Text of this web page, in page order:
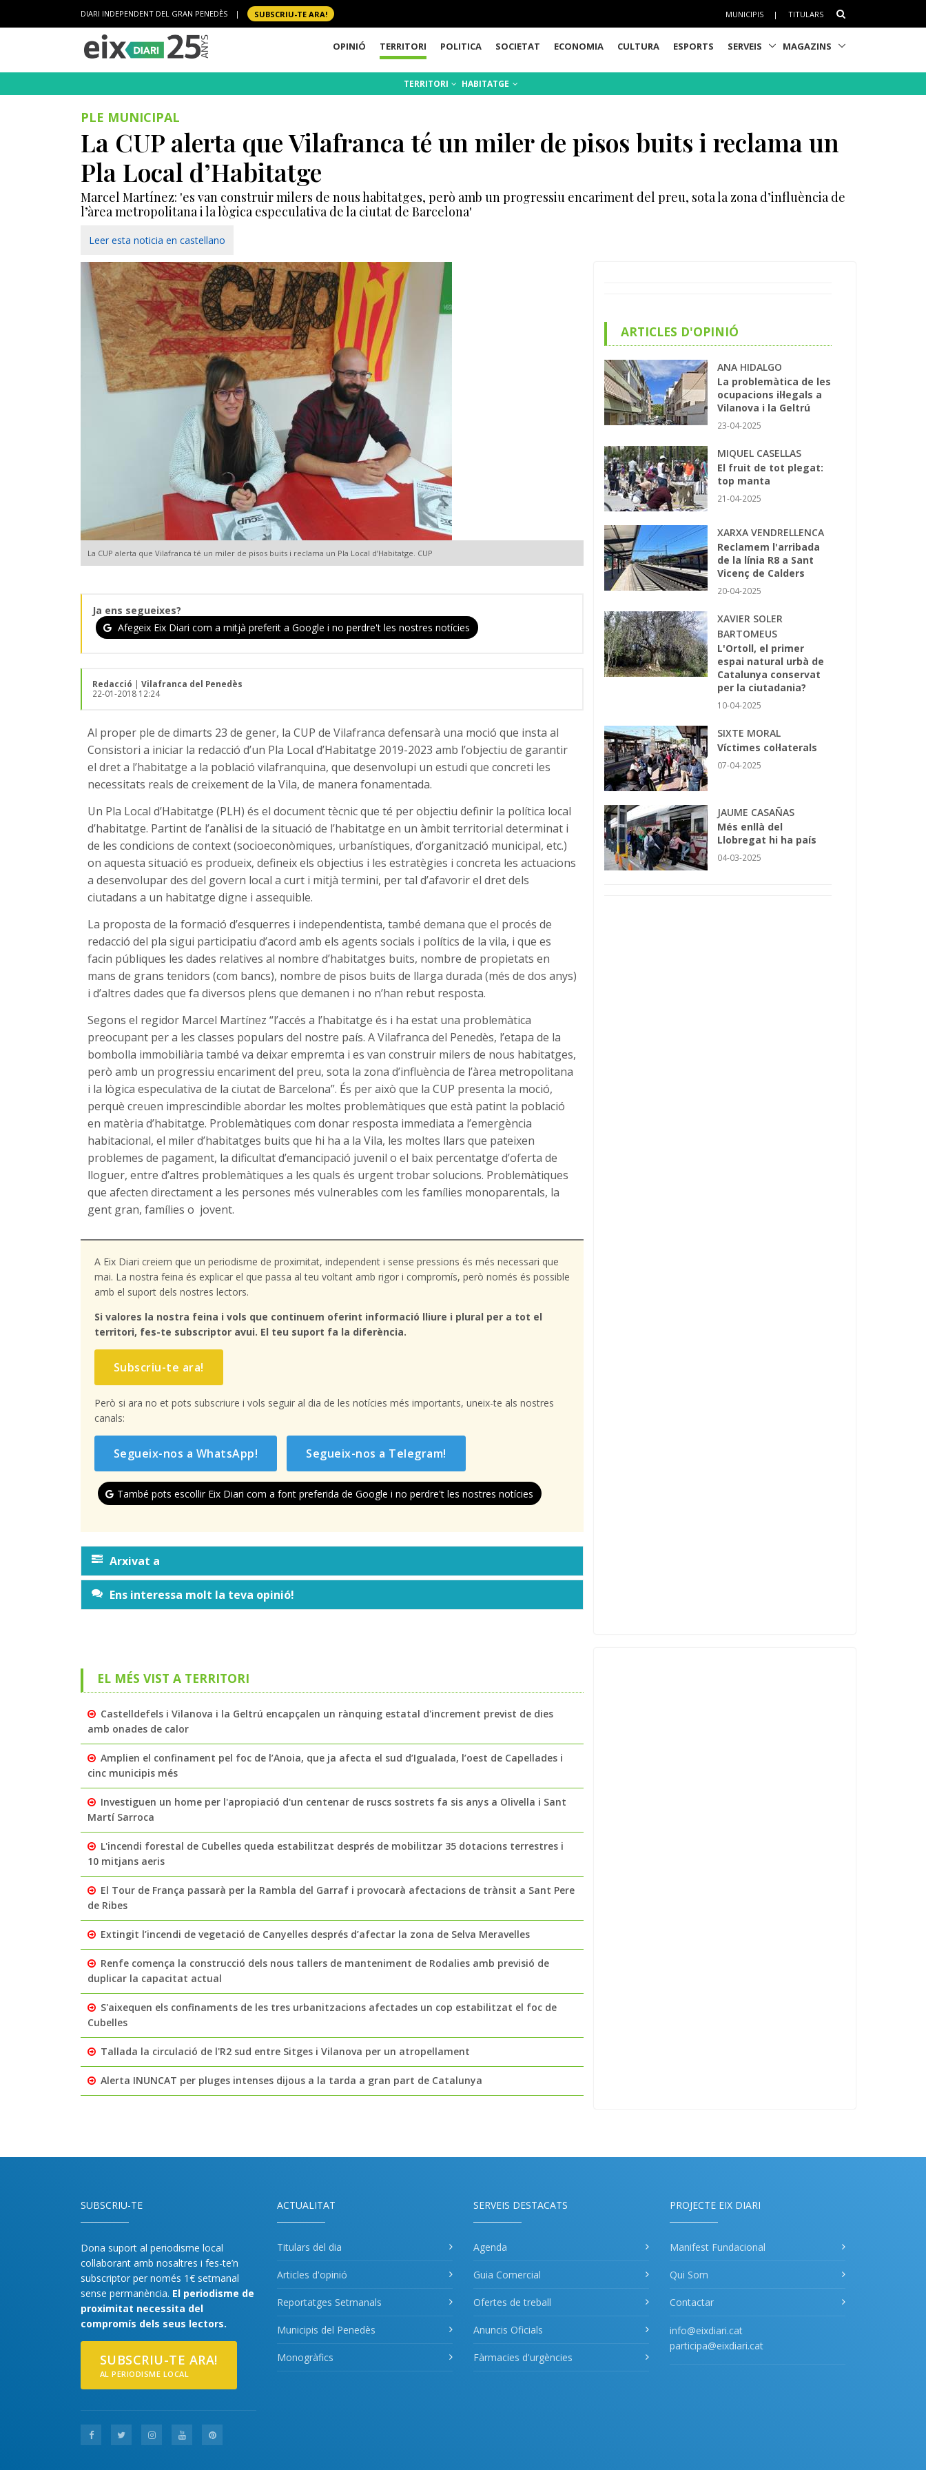
DIARI INDEPENDENT DEL GRAN PENEDÈS | SUBSCRIU-TE ARA! MUNICIPIS | TITULARS
OPINIÓ TERRITORI POLITICA SOCIETAT ECONOMIA CULTURA ESPORTS SERVEIS MAGAZINS
TERRITORI HABITATGE
PLE MUNICIPAL
La CUP alerta que Vilafranca té un miler de pisos buits i reclama un
Pla Local d’Habitatge
Marcel Martínez: 'es van construir milers de nous habitatges, però amb un progressiu encariment del preu, sota la zona d’influència de
l’àrea metropolitana i la lògica especulativa de la ciutat de Barcelona'
Leer esta noticia en castellano
La CUP alerta que Vilafranca té un miler de pisos buits i reclama un Pla Local d’Habitatge. CUP
Ja ens segueixes?
Afegeix Eix Diari com a mitjà preferit a Google i no perdre't les nostres notícies
Redacció | Vilafranca del Penedès
22-01-2018 12:24
Al proper ple de dimarts 23 de gener, la CUP de Vilafranca defensarà una moció que insta al
Consistori a iniciar la redacció d’un Pla Local d’Habitatge 2019-2023 amb l’objectiu de garantir
el dret a l’habitatge a la població vilafranquina, que desenvolupi un estudi que concreti les
necessitats reals de creixement de la Vila, de manera fonamentada.
Un Pla Local d’Habitatge (PLH) és el document tècnic que té per objectiu definir la política local
d’habitatge. Partint de l’anàlisi de la situació de l’habitatge en un àmbit territorial determinat i
de les condicions de context (socioeconòmiques, urbanístiques, d’organització municipal, etc.)
on aquesta situació es produeix, defineix els objectius i les estratègies i concreta les actuacions
a desenvolupar des del govern local a curt i mitjà termini, per tal d’afavorir el dret dels
ciutadans a un habitatge digne i assequible.
La proposta de la formació d’esquerres i independentista, també demana que el procés de
redacció del pla sigui participatiu d’acord amb els agents socials i polítics de la vila, i que es
facin públiques les dades relatives al nombre d’habitatges buits, nombre de propietats en
mans de grans tenidors (com bancs), nombre de pisos buits de llarga durada (més de dos anys)
i d’altres dades que fa diversos plens que demanen i no n’han rebut resposta.
Segons el regidor Marcel Martínez “l’accés a l’habitatge és i ha estat una problemàtica
preocupant per a les classes populars del nostre país. A Vilafranca del Penedès, l’etapa de la
bombolla immobiliària també va deixar empremta i es van construir milers de nous habitatges,
però amb un progressiu encariment del preu, sota la zona d’influència de l’àrea metropolitana
i la lògica especulativa de la ciutat de Barcelona”. És per això que la CUP presenta la moció,
perquè creuen imprescindible abordar les moltes problemàtiques que està patint la població
en matèria d’habitatge. Problemàtiques com donar resposta immediata a l’emergència
habitacional, el miler d’habitatges buits que hi ha a la Vila, les moltes llars que pateixen
problemes de pagament, la dificultat d’emancipació juvenil o el baix percentatge d’oferta de
lloguer, entre d’altres problemàtiques a les quals és urgent trobar solucions. Problemàtiques
que afecten directament a les persones més vulnerables com les famílies monoparentals, la
gent gran, famílies o jovent.
A Eix Diari creiem que un periodisme de proximitat, independent i sense pressions és més necessari que
mai. La nostra feina és explicar el que passa al teu voltant amb rigor i compromís, però només és possible
amb el suport dels nostres lectors.
Si valores la nostra feina i vols que continuem oferint informació lliure i plural per a tot el
territori, fes-te subscriptor avui. El teu suport fa la diferència.
Subscriu-te ara!
Però si ara no et pots subscriure i vols seguir al dia de les notícies més importants, uneix-te als nostres
canals:
Segueix-nos a WhatsApp! Segueix-nos a Telegram!
També pots escollir Eix Diari com a font preferida de Google i no perdre't les nostres notícies
Arxivat a
Ens interessa molt la teva opinió!
ARTICLES D'OPINIÓ
ANA HIDALGO
La problemàtica de les
ocupacions il·legals a
Vilanova i la Geltrú
23-04-2025
MIQUEL CASELLAS
El fruit de tot plegat:
top manta
21-04-2025
XARXA VENDRELLENCA
Reclamem l'arribada
de la línia R8 a Sant
Vicenç de Calders
20-04-2025
XAVIER SOLER
BARTOMEUS
L'Ortoll, el primer
espai natural urbà de
Catalunya conservat
per la ciutadania?
10-04-2025
SIXTE MORAL
Víctimes col·laterals
07-04-2025
JAUME CASAÑAS
Més enllà del
Llobregat hi ha país
04-03-2025
EL MÉS VIST A TERRITORI
Castelldefels i Vilanova i la Geltrú encapçalen un rànquing estatal d'increment previst de dies
amb onades de calor
Amplien el confinament pel foc de l’Anoia, que ja afecta el sud d’Igualada, l’oest de Capellades i
cinc municipis més
Investiguen un home per l'apropiació d'un centenar de ruscs sostrets fa sis anys a Olivella i Sant
Martí Sarroca
L'incendi forestal de Cubelles queda estabilitzat després de mobilitzar 35 dotacions terrestres i
10 mitjans aeris
El Tour de França passarà per la Rambla del Garraf i provocarà afectacions de trànsit a Sant Pere
de Ribes
Extingit l’incendi de vegetació de Canyelles després d’afectar la zona de Selva Meravelles
Renfe comença la construcció dels nous tallers de manteniment de Rodalies amb previsió de
duplicar la capacitat actual
S'aixequen els confinaments de les tres urbanitzacions afectades un cop estabilitzat el foc de
Cubelles
Tallada la circulació de l'R2 sud entre Sitges i Vilanova per un atropellament
Alerta INUNCAT per pluges intenses dijous a la tarda a gran part de Catalunya
SUBSCRIU-TE
Dona suport al periodisme local
col·laborant amb nosaltres i fes-te’n
subscriptor per només 1€ setmanal
sense permanència. El periodisme de
proximitat necessita del
compromís dels seus lectors.
SUBSCRIU-TE ARA!
AL PERIODISME LOCAL
ACTUALITAT
Titulars del dia
Articles d'opinió
Reportatges Setmanals
Municipis del Penedès
Monogràfics
SERVEIS DESTACATS
Agenda
Guia Comercial
Ofertes de treball
Anuncis Oficials
Fàrmacies d'urgències
PROJECTE EIX DIARI
Manifest Fundacional
Qui Som
Contactar
info@eixdiari.cat
participa@eixdiari.cat